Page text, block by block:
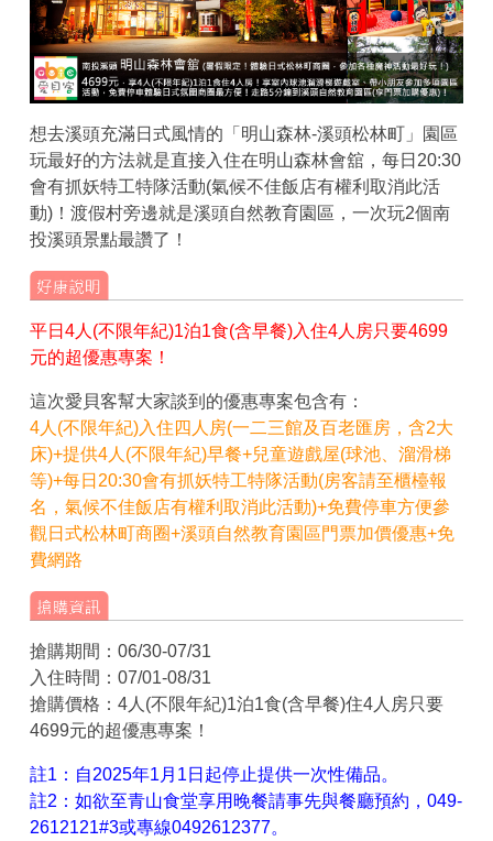
想去溪頭充滿日式風情的「明山森林-溪頭松林町」園區
玩最好的方法就是直接入住在明山森林會舘，每日20:30
會有抓妖特工特隊活動(氣候不佳飯店有權利取消此活
動)！渡假村旁邊就是溪頭自然教育園區，一次玩2個南
投溪頭景點最讚了！
平日4人(不限年紀)1泊1食(含早餐)入住4人房只要4699
元的超優惠專案！
這次愛貝客幫大家談到的優惠專案包含有：
4人(不限年紀)入住四人房(一二三館及百老匯房，含2大
床)+提供4人(不限年紀)早餐+兒童遊戲屋(球池、溜滑梯
等)+每日20:30會有抓妖特工特隊活動(房客請至櫃檯報
名，氣候不佳飯店有權利取消此活動)+免費停車方便參
觀日式松林町商圈+溪頭自然教育園區門票加價優惠+免
費網路
搶購期間：06/30-07/31
入住時間：07/01-08/31
搶購價格：4人(不限年紀)1泊1食(含早餐)住4人房只要
4699元的超優惠專案！
註1：自2025年1月1日起停止提供一次性備品。
註2：如欲至青山食堂享用晚餐請事先與餐廳預約，049-
2612121#3或專線0492612377。